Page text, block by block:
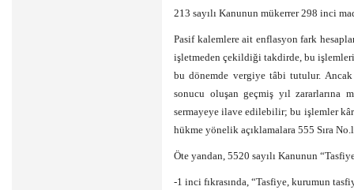
213 sayılı Kanunun mükerrer 298 inci
Pasif kalemlere ait enflasyon fark
işletmeden çekildiği takdirde, bu
bu dönemde vergiye tâbi tutulur.
sonucu oluşan geçmiş yıl zararlarına
sermayeye ilave edilebilir; bu işlemler kâr
hükme yönelik açıklamalara 555 Sıra
Öte yandan, 5520 sayılı Kanunun
-1 inci fıkrasında, “Tasfiye, kurumun